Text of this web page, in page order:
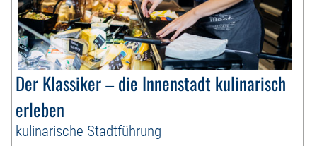
Der Klassiker – die Innenstadt kulinarisch
erleben
kulinarische Stadtführung